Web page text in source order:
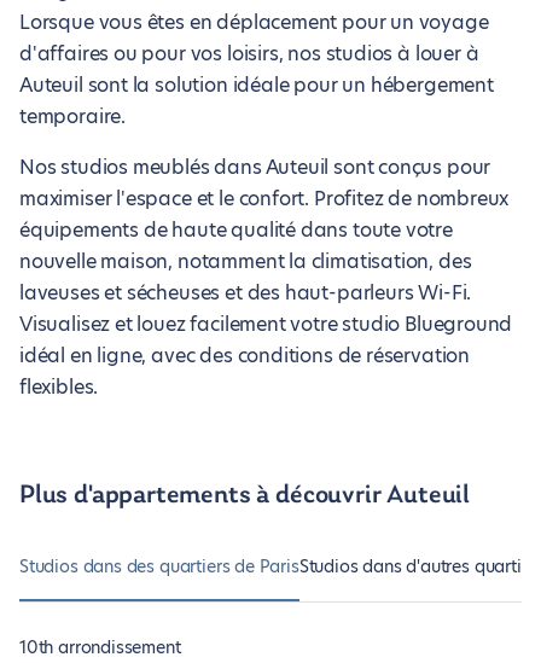
Lorsque vous êtes en déplacement pour un voyage
d'affaires ou pour vos loisirs, nos studios à louer à
Auteuil sont la solution idéale pour un hébergement
temporaire.
Nos studios meublés dans Auteuil sont conçus pour
maximiser l'espace et le confort. Profitez de nombreux
équipements de haute qualité dans toute votre
nouvelle maison, notamment la climatisation, des
laveuses et sécheuses et des haut-parleurs Wi-Fi.
Visualisez et louez facilement votre studio Blueground
idéal en ligne, avec des conditions de réservation
flexibles.
Plus d'appartements à découvrir Auteuil
Studios dans des quartiers de ParisStudios dans d'autres
10th arrondissement